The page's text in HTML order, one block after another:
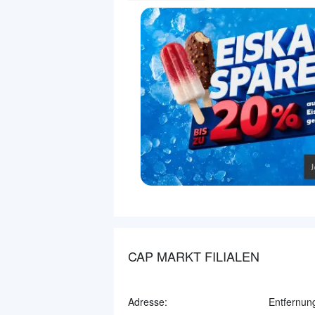
CAP MARKT FILIALEN
Adresse: